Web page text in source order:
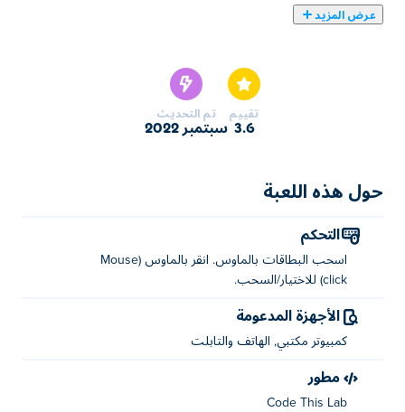
عرض المزيد
تقييم
3.6
تم التحديث
سبتمبر 2022
حول هذه اللعبة
التحكم
اسحب البطاقات بالماوس. انقر بالماوس (Mouse
click) للاختيار/السحب.
الأجهزة المدعومة
كمبيوتر مكتبي, الهاتف والتابلت
مطور
Code This Lab